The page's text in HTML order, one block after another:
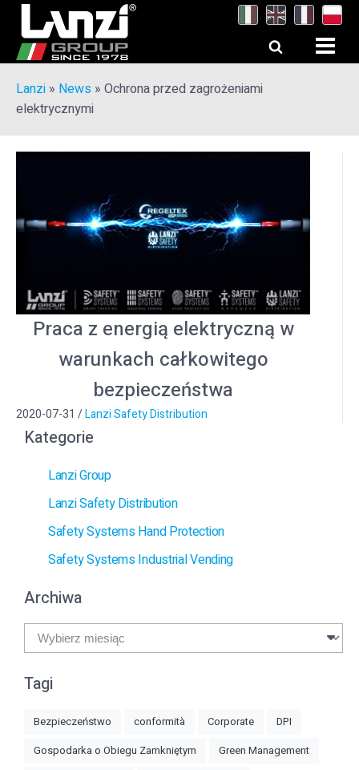
Lanzi » News » Ochrona przed zagrożeniami
elektrycznymi
Praca z energią elektryczną w
warunkach całkowitego
bezpieczeństwa
2020-07-31 /Lanzi Safety Distribution
Kategorie
Lanzi Group
Lanzi Safety Distribution
Safety Systems Hand Protection
Safety Systems Industrial Vending
Archiwa
Archiwa
Tagi
Bezpieczeństwo conformità Corporate
DPI
Gospodarka o Obiegu Zamkniętym
Green Management